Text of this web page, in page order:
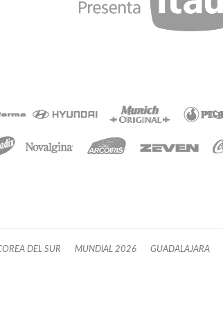
DEL SUR MUNDIAL 2026 GUADALAJARA